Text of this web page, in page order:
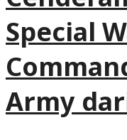
Special
Army